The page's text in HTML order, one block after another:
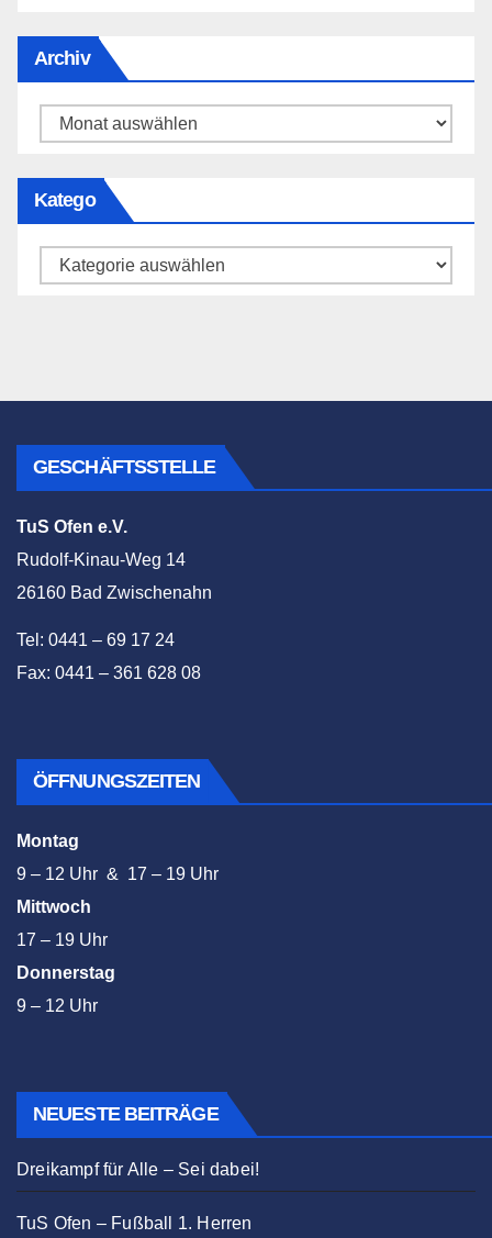
Archiv
Archiv
Katego
Katego
GESCHÄFTSSTELLE
TuS Ofen e.V.
Rudolf-Kinau-Weg 14
26160 Bad Zwischenahn
Tel: 0441 – 69 17 24
Fax: 0441 – 361 628 08
ÖFFNUNGSZEITEN
Montag
9 – 12 Uhr & 17 – 19 Uhr
Mittwoch
17 – 19 Uhr
Donnerstag
9 – 12 Uhr
NEUESTE BEITRÄGE
Dreikampf für Alle – Sei dabei!
TuS Ofen – Fußball 1. Herren